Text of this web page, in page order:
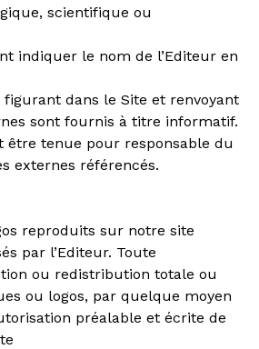
scientifique ou
indiquer le nom de l’Editeur en
figurant dans le Site et renvoyant
sont fournis à titre informatif.
être tenue pour responsable du
externes référencés.
reproduits sur notre site
par l’Editeur. Toute
ou redistribution totale ou
ou logos, par quelque moyen
préalable et écrite de